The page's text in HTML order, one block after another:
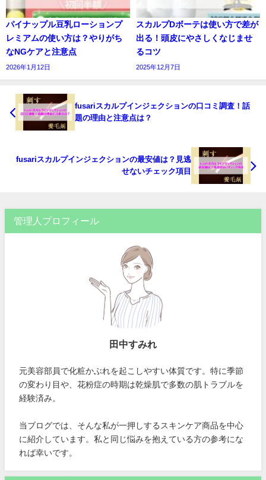
パイナップル豆乳ローションプ
レミアムの使い方は？やりがち
なNGケアと注意点
2026年1月12日
スカルプDボーテは使い方で差が
出る！頭皮にやさしくなじませ
るコツ
2025年12月7日
fusariスカルプインジェクションの口コミ調査！話
題の理由と注意点は？
fusariスカルプインジェクションの最安値は？見逃
せないチェック項目
管理人プロフィール
田中すみれ
元美容部員で化粧かぶれを起こしやすい体質です。特に季節
の変わり目や、花粉症の時期は乾燥肌で多数の肌トラブルを
経験済み。
当ブログでは、そんな私が一押しするスキンケア商品を中心
に紹介しています。私と同じ悩みを抱えている方の参考にな
れば幸いです。